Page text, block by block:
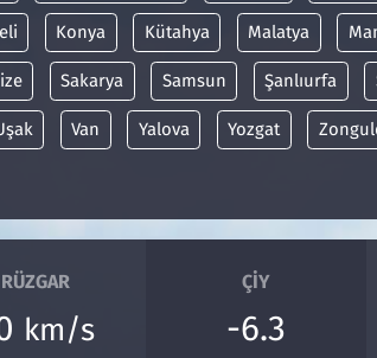
Konya Kütahya Malatya
Sakarya Samsun Şanlıurfa
Van Yalova Yozgat
RÜZGAR
km/s
ÇIY
-6.3